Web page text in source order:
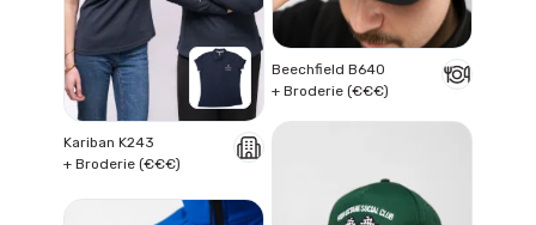
Kariban K243
+ Broderie (€€€)
Beechfield B640
+ Broderie (€€€)